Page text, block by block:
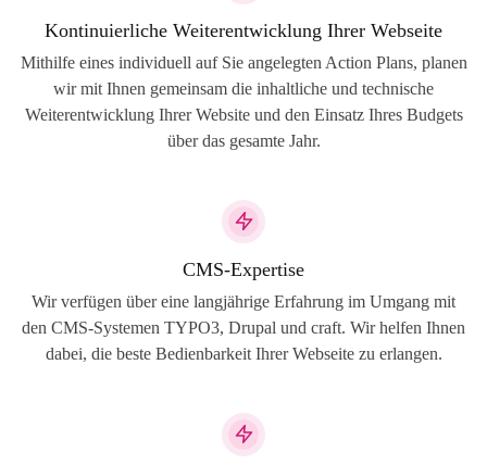
Kontinuierliche Weiterentwicklung Ihrer Webseite
Mithilfe eines individuell auf Sie angelegten Action Plans, planen
wir mit Ihnen gemeinsam die inhaltliche und technische
Weiterentwicklung Ihrer Website und den Einsatz Ihres Budgets
über das gesamte Jahr.
CMS-Expertise
Wir verfügen über eine langjährige Erfahrung im Umgang mit
den CMS-Systemen TYPO3, Drupal und craft. Wir helfen Ihnen
dabei, die beste Bedienbarkeit Ihrer Webseite zu erlangen.